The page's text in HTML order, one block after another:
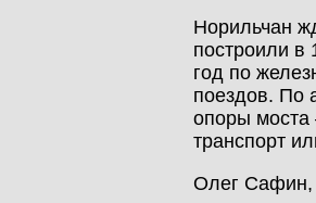
Норильчан
построили в
год по
поездов. По
опоры моста
транспорт
Олег Сафин,